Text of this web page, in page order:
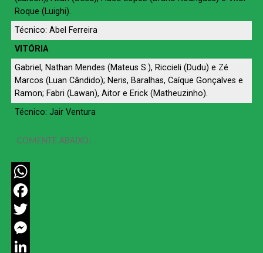
Roque (Luighi).
Técnico: Abel Ferreira
VITÓRIA
Gabriel, Nathan Mendes (Mateus S.), Riccieli (Dudu) e Zé
Marcos (Luan Cândido); Neris, Baralhas, Caíque Gonçalves e
Ramon; Fabri (Lawan), Aitor e Erick (Matheuzinho).
Técnico: Jair Ventura
COMENTE ABAIXO:
WhatsApp
Facebook
Twitter
Messenger